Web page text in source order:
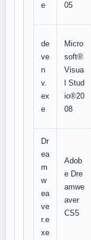
e
05
de
ve
n
v.
ex
e
Micro
soft®
Visua
l Stud
io®20
08
Dr
ea
m
w
ea
ve
r.e
xe
Adob
e Dre
amwe
aver
CS5